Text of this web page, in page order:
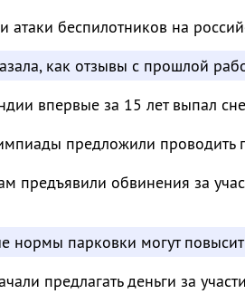
атаки беспилотников на
как отзывы с прошлой
впервые за 15 лет выпал
предложили проводить
предъявили обвинения за
нормы парковки могут
предлагать деньги за